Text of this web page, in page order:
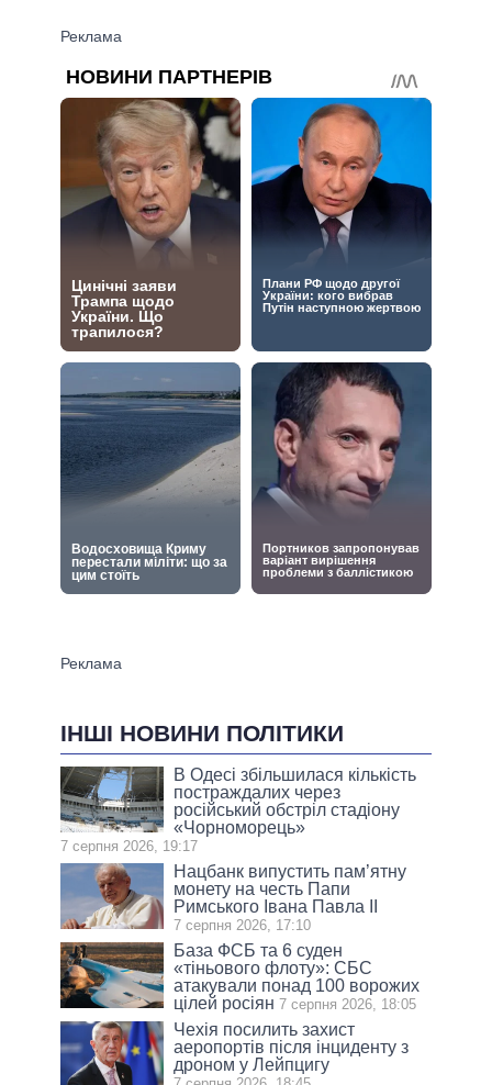
ІНШІ НОВИНИ ПОЛІТИКИ
В Одесі збільшилася кількість
постраждалих через
російський обстріл стадіону
«Чорноморець»
7 серпня 2026, 19:17
Нацбанк випустить пам’ятну
монету на честь Папи
Римського Івана Павла II
7 серпня 2026, 17:10
База ФСБ та 6 суден
«тіньового флоту»: СБС
атакували понад 100 ворожих
цілей росіян 7 серпня 2026, 18:05
Чехія посилить захист
аеропортів після інциденту з
дроном у Лейпцигу